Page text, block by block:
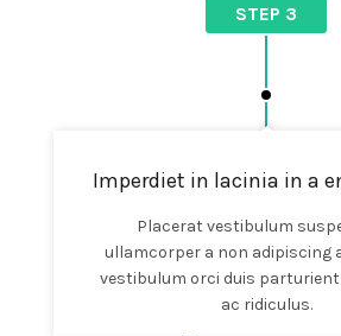
STEP 3
Imperdiet in lacinia in a
Placerat vestibulum
ullamcorper a non adipiscing
vestibulum orci duis
ac ridiculus.